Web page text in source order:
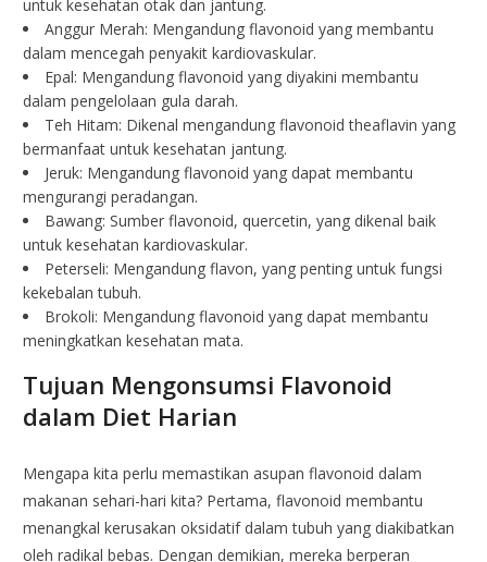
untuk kesehatan otak dan jantung.
Anggur Merah: Mengandung flavonoid yang membantu
dalam mencegah penyakit kardiovaskular.
Epal: Mengandung flavonoid yang diyakini membantu
dalam pengelolaan gula darah.
Teh Hitam: Dikenal mengandung flavonoid theaflavin yang
bermanfaat untuk kesehatan jantung.
Jeruk: Mengandung flavonoid yang dapat membantu
mengurangi peradangan.
Bawang: Sumber flavonoid, quercetin, yang dikenal baik
untuk kesehatan kardiovaskular.
Peterseli: Mengandung flavon, yang penting untuk fungsi
kekebalan tubuh.
Brokoli: Mengandung flavonoid yang dapat membantu
meningkatkan kesehatan mata.
Tujuan Mengonsumsi Flavonoid
dalam Diet Harian
Mengapa kita perlu memastikan asupan flavonoid dalam
makanan sehari-hari kita? Pertama, flavonoid membantu
menangkal kerusakan oksidatif dalam tubuh yang diakibatkan
oleh radikal bebas. Dengan demikian, mereka berperan